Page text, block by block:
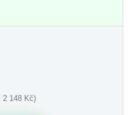
2 148 Kč)